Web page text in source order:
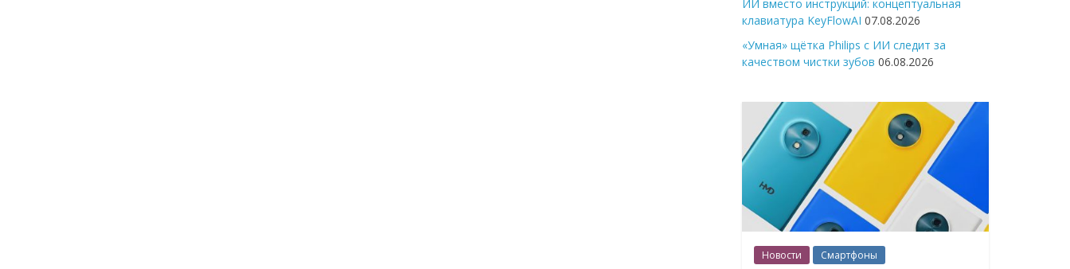
ИИ вместо инструкций: концептуальная
клавиатура KeyFlowAI 07.08.2026
«Умная» щётка Philips с ИИ следит за
качеством чистки зубов 06.08.2026
Новости Смартфоны